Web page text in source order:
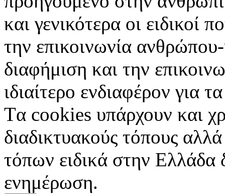
και γενικότερα οι ειδικοί
την επικοινωνία
διαφήμιση και την
ιδιαίτερο ενδιαφέρον για
Tα cookies υπάρχουν και
διαδικτυακούς τόπους
τόπων ειδικά στην Ελλάδα
ενημέρωση.